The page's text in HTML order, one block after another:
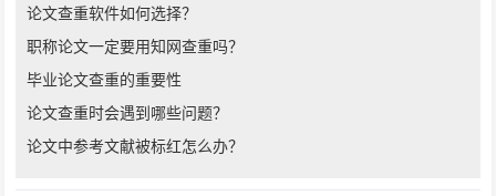
论文查重软件如何选择？
职称论文一定要用知网查重吗？
毕业论文查重的重要性
论文查重时会遇到哪些问题？
论文中参考文献被标红怎么办？